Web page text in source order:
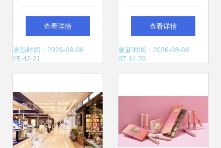
线,计划将更多高档
美妆产品引入中国
查看详情
更新时间：2026-08-06
15:42:21
中的两种世界
查看详情
更新时间：2026-08-06
07:14:20